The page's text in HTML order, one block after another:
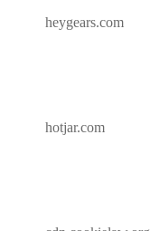
heygears.com
hotjar.com